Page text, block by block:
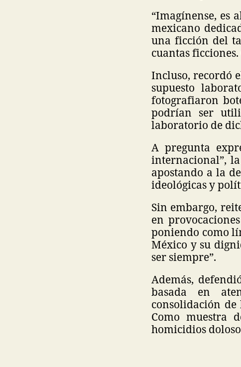
“Imagínense, es
mexicano
una ficción del
cuantas
Incluso, recordó
supuesto
fotografiaron
podrían ser
laboratorio de
A pregunta
internacional”,
apostando a la
ideológicas y
Sin embargo,
en
poniendo como
México y su
ser siempre”.
Además,
basada en
consolidación
Como muestra
homicidios